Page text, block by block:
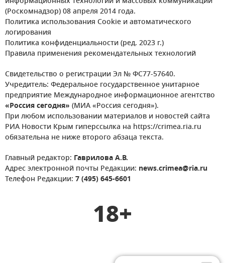
(Роскомнадзор) 08 апреля 2014 года.
Политика использования Cookie и автоматического
логирования
Политика конфиденциальности (ред. 2023 г.)
Правила применения рекомендательных технологий
Свидетельство о регистрации Эл № ФС77-57640.
Учредитель: Федеральное государственное унитарное
предприятие Международное информационное агентство
«Россия сегодня» (МИА «Россия сегодня»).
При любом использовании материалов и новостей сайта
РИА Новости Крым гиперссылка на https://crimea.ria.ru
обязательна не ниже второго абзаца текста.
Главный редактор: Гаврилова А.В.
Адрес электронной почты Редакции: news.crimea@ria.ru
Телефон Редакции: 7 (495) 645-6601
18+